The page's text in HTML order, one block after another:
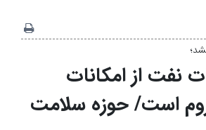
نارنجی در استان بوشهر صادر شد
نفت از امکانات
است/ حوزه سلامت